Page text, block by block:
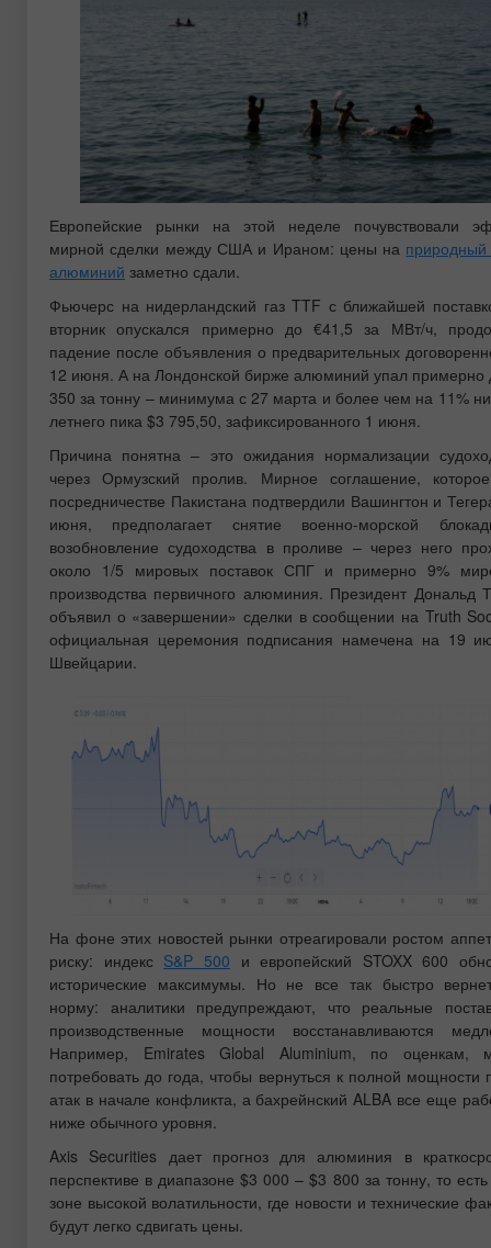
Европейские рынки на этой неделе почувствовали
мирной сделки между США и Ираном: цены на природный
алюминий заметно сдали.
Фьючерс на нидерландский газ TTF с ближайшей
вторник опускался примерно до €41,5 за МВт/ч,
падение после объявления о предварительных
12 июня. А на Лондонской бирже алюминий упал примерно
350 за тонну – минимума с 27 марта и более чем на 11%
летнего пика $3 795,50, зафиксированного 1 июня.
Причина понятна – это ожидания нормализации
через Ормузский пролив. Мирное соглашение,
посредничестве Пакистана подтвердили Вашингтон и
июня, предполагает снятие военно-морской
возобновление судоходства в проливе – через него
около 1/5 мировых поставок СПГ и примерно 9%
производства первичного алюминия. Президент Дональд
объявил о «завершении» сделки в сообщении на Truth
официальная церемония подписания намечена на 19
Швейцарии.
На фоне этих новостей рынки отреагировали ростом
риску: индекс S&P 500 и европейский STOXX 600
исторические максимумы. Но не все так быстро
норму: аналитики предупреждают, что реальные
производственные мощности восстанавливаются
Например, Emirates Global Aluminium, по оценкам,
потребовать до года, чтобы вернуться к полной мощности
атак в начале конфликта, а бахрейнский ALBA все еще
ниже обычного уровня.
Axis Securities дает прогноз для алюминия в
перспективе в диапазоне $3 000 – $3 800 за тонну, то
зоне высокой волатильности, где новости и технические
будут легко сдвигать цены.